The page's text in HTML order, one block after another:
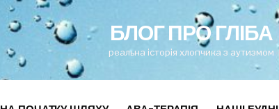
БЛОГ ПРО ГЛІБА
реальна історія хлопчика з аутизмом